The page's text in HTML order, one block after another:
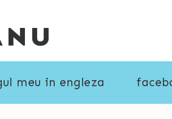
meu in engleza